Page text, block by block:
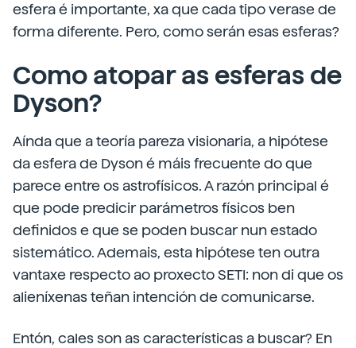
esfera é importante, xa que cada tipo verase de
forma diferente. Pero, como serán esas esferas?
Como atopar as esferas de
Dyson?
Aínda que a teoría pareza visionaria, a hipótese
da esfera de Dyson é máis frecuente do que
parece entre os astrofísicos. A razón principal é
que pode predicir parámetros físicos ben
definidos e que se poden buscar nun estado
sistemático. Ademais, esta hipótese ten outra
vantaxe respecto ao proxecto SETI: non di que os
alieníxenas teñan intención de comunicarse.
Entón, cales son as características a buscar? En